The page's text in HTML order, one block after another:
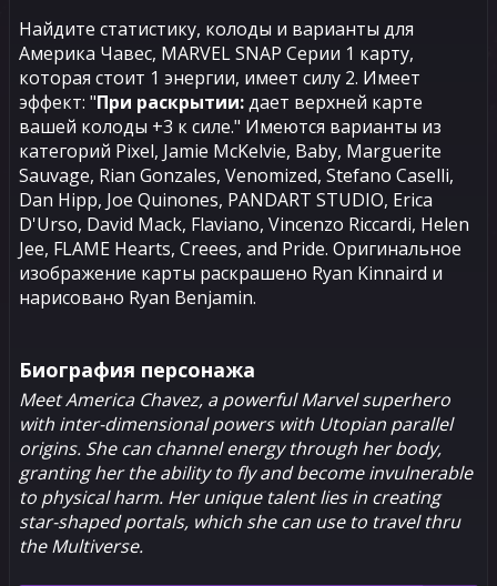
Найдите статистику, колоды и варианты для
Америка Чавес, MARVEL SNAP Серии 1 карту,
которая стоит 1 энергии, имеет силу 2. Имеет
эффект: "При раскрытии:дает верхней карте
вашей колоды +3 к силе." Имеются варианты из
категорий Pixel, Jamie McKelvie, Baby, Marguerite
Sauvage, Rian Gonzales, Venomized, Stefano Caselli,
Dan Hipp, Joe Quinones, PANDART STUDIO, Erica
D'Urso, David Mack, Flaviano, Vincenzo Riccardi, Helen
Jee, FLAME Hearts, Creees, and Pride. Оригинальное
изображение карты раскрашено Ryan Kinnaird и
нарисовано Ryan Benjamin.
Биография персонажа
Meet America Chavez, a powerful Marvel superhero
with inter-dimensional powers with Utopian parallel
origins. She can channel energy through her body,
granting her the ability to fly and become invulnerable
to physical harm. Her unique talent lies in creating
star-shaped portals, which she can use to travel thru
the Multiverse.